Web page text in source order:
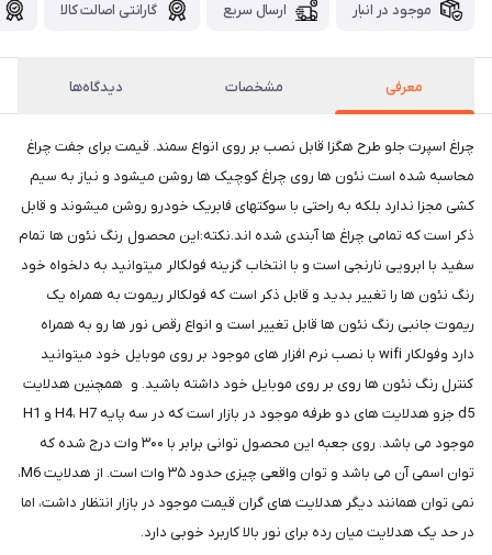
موجود در انبار ارسال سریع گارانتی اصالت کالا
معرفی مشخصات دیدگاه‌ها
چراغ اسپرت جلو طرح هگزا قابل نصب بر روی انواع سمند. قیمت برای جفت چراغ
محاسبه شده است نئون ها روی چراغ کوچیک ها روشن میشود و نیاز به سیم
کشی مجزا ندارد بلکه به راحتی با سوکتهای فابریک خودرو روشن میشوند و قابل
ذکر است که تمامی چراغ ها آبندی شده اند.نکته:این محصول رنگ نئون ها تمام
سفید با ابرویی نارنجی است و با انتخاب گزینه فولکالر میتوانید به دلخواه خود
رنگ نئون ها را تغییر بدید و قابل ذکر است که فولکالر ریموت به همراه یک
ریموت جانبی رنگ نئون ها قابل تغییر است و انواع رقص نور ها رو به همراه
دارد وفولکار wifi با نصب نرم افزار های موجود بر روی موبایل خود میتوانید
کنترل رنگ نئون ها روی بر روی موبایل خود داشته باشید. و همچنین هدلایت
d5 جزو هدلایت های دو طرفه موجود در بازار است که در سه پایه H4، H7 و H1
موجود می باشد. روی جعبه این محصول توانی برابر با ۳۰۰ وات درج شده که
توان اسمی آن می باشد و توان واقعی چیزی حدود ۳۵ وات است. از هدلایت M6،
نمی توان همانند دیگر هدلایت های گران قیمت موجود در بازار انتظار داشت، اما
در حد یک هدلایت میان رده برای نور بالا کاربرد خوبی دارد.